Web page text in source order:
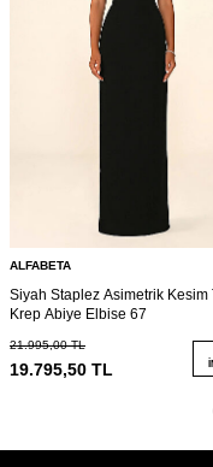
ALFABETA
Siyah Staplez Asimetrik Kesim
Krep Abiye Elbise 67
21.995,00TL
19.795,50 TL